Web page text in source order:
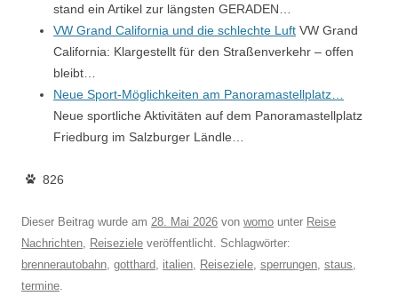
stand ein Artikel zur längsten GERADEN…
VW Grand California und die schlechte Luft VW Grand
California: Klargestellt für den Straßenverkehr – offen
bleibt…
Neue Sport-Möglichkeiten am Panoramastellplatz…
Neue sportliche Aktivitäten auf dem Panoramastellplatz
Friedburg im Salzburger Ländle…
826
Dieser Beitrag wurde am 28. Mai 2026 von womo unter Reise
Nachrichten
Reiseziele veröffentlicht. Schlagwörter:
brennerautobahn gotthard italien Reiseziele sperrungen staus
termine